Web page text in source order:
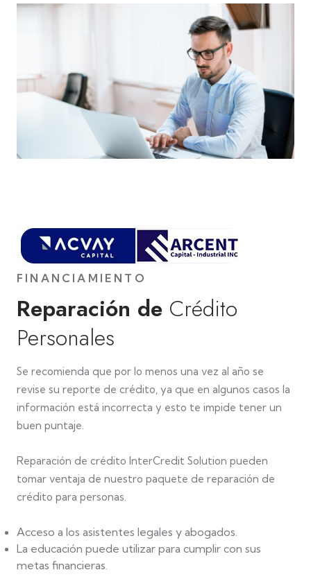
FINANCIAMIENTO
Reparación de Crédito
Personales
Se recomienda que por lo menos una vez al año se
revise su reporte de crédito, ya que en algunos casos la
información está incorrecta y esto te impide tener un
buen puntaje.
Reparación de crédito InterCredit Solution pueden
tomar ventaja de nuestro paquete de reparación de
crédito para personas.
Acceso a los asistentes legales y abogados.
La educación puede utilizar para cumplir con sus
metas financieras.